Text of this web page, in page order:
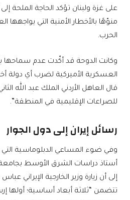
على غزة ولبنان تؤكد الحاجة الملحة
منوّهًا بالأخطار الأمنية التي يواجهها
الحرب.
وكانت الدوحة قد أكّدت عدم سماحها
العسكرية الأميركية لضرب أي دولة
قال العاهل الأردني الملك عبد الله
للصراعات الإقليمية في المنطقة”.
رسائل إيران إلى دول الجوار
وفي ضوء المساعي الدبلوماسية التي
أستاذ دراسات الشرق الأوسط
إلى أن زيارة وزير الخارجية الإيراني
تتضمن “ثلاثة أبعاد أساسية؛ أولها